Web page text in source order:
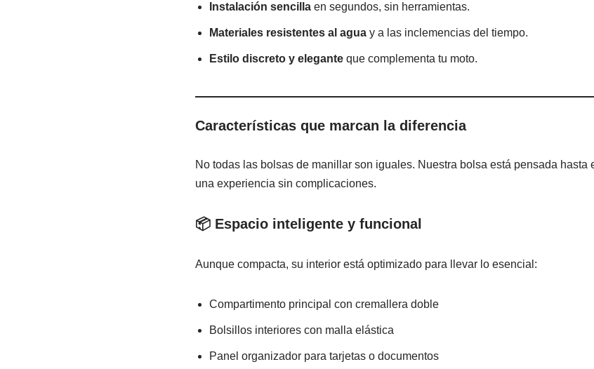
Instalación sencillaen segundos, sin herramientas.
Materiales resistentes al aguay a las inclemencias del tiempo.
Estilo discreto y eleganteque complementa tu moto.
Características que marcan la diferencia
No todas las bolsas de manillar son iguales. Nuestra bolsa está pensada hasta
una experiencia sin complicaciones.
📦 Espacio inteligente y funcional
Aunque compacta, su interior está optimizado para llevar lo esencial:
Compartimento principal con cremallera doble
Bolsillos interiores con malla elástica
Panel organizador para tarjetas o documentos